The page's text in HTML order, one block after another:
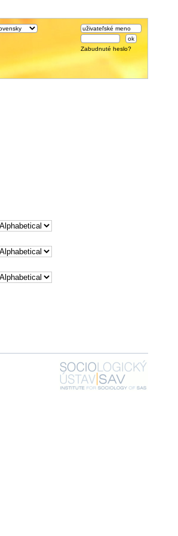
Zabudnuté heslo?